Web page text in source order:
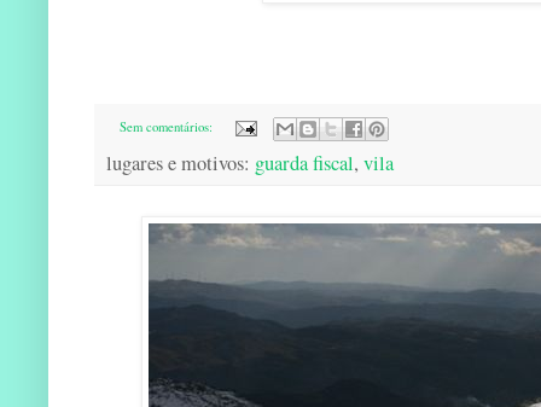
Sem comentários:
lugares e motivos: guarda fiscal, vila